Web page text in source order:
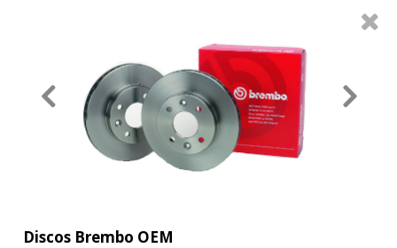
About
Services
Clients
0
Discos Brembo OEM